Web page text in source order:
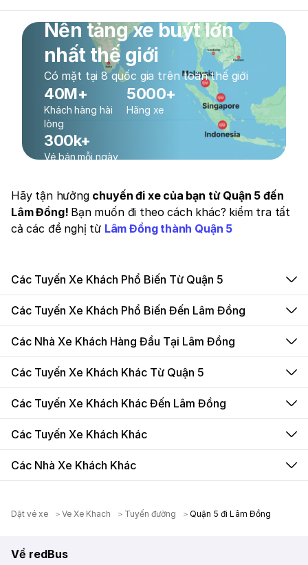
Nền tảng xe buýt lớn
nhất thế giới
Có mặt tại 8 quốc gia trên toàn thế giới
40M+
Khách hàng hài
lòng
5000+
Hãng xe
300k+
Vé bán mỗi ngày
Hãy tận hưởng chuyến đi xe của bạn từ Quận 5 đến
Lâm Đồng! Bạn muốn đi theo cách khác? kiểm tra tất
cả các đề nghị từ Lâm Đồng thành Quận 5
Các Tuyến Xe Khách Phổ Biến Từ Quận 5
Các Tuyến Xe Khách Phổ Biến Đến Lâm Đồng
Các Nhà Xe Khách Hàng Đầu Tại Lâm Đồng
Các Tuyến Xe Khách Khác Từ Quận 5
Các Tuyến Xe Khách Khác Đến Lâm Đồng
Các Tuyến Xe Khách Khác
Các Nhà Xe Khách Khác
Dặt vé xe Ve Xe Khach Tuyến đường Quận 5 đi Lâm Đồng
Về redBus